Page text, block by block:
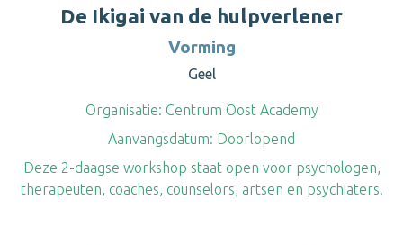
De Ikigai van de hulpverlener
Vorming
Geel
Organisatie: Centrum Oost Academy
Aanvangsdatum: Doorlopend
Deze 2-daagse workshop staat open voor psychologen,
therapeuten, coaches, counselors, artsen en psychiaters.